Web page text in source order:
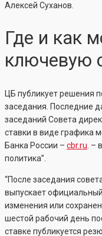
Алексей Суханов.
Где и как
ключевую
ЦБ публикует решения
заседания. Последние
заседаний Совета
ставки в виде графика
Банка России – cbr.ru . –
политика”.
“После заседания
выпускает
изменения или
шестой рабочий день
ставке публикуется